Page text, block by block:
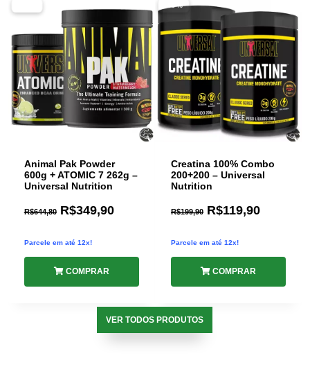
Animal Pak Powder
600g + ATOMIC 7 262g –
Universal Nutrition
R$644,80 R$349,90
Parcele em até 12x!
COMPRAR
-40%
Creatina 100% Combo
200+200 – Universal
Nutrition
R$199,90 R$119,90
Parcele em até 12x!
COMPRAR
VER TODOS PRODUTOS